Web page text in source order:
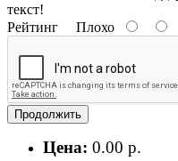
текст!
Рейтинг Плохо
Продолжить
Цена: 0.00 р.